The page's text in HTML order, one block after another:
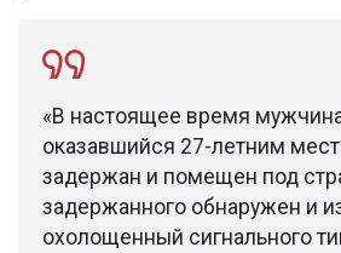
«В настоящее время
оказавшийся 27-летним
задержан и помещен под
задержанного обнаружен и
охолощенный сигнального